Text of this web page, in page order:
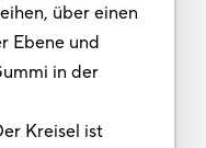
über einen
Ebene und
in der
Kreisel ist